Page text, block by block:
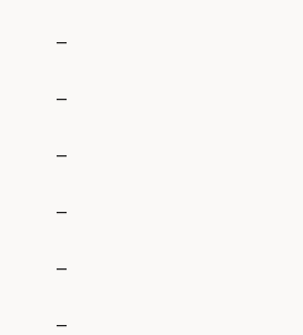
_
_
_
_
_
_